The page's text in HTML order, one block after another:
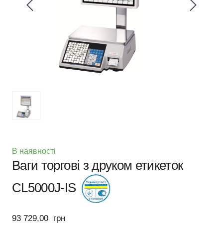
В наявності
Ваги торгові з друком етикеток
CL5000J-IS
93 729,00  грн